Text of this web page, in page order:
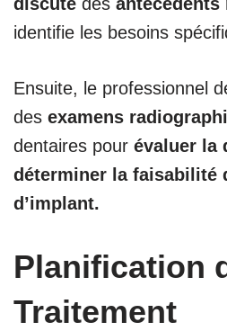
identifie les besoins
Ensuite, le professionnel
des examens
dentaires pour évaluer la
déterminer la faisabilité
d’implant.
Planification
Traitement